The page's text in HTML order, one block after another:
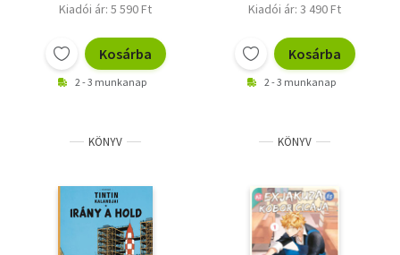
Kiadói ár: 5 590 Ft
Kosárba
2 - 3 munkanap
Kiadói ár: 3 490 Ft
Kosárba
2 - 3 munkanap
KÖNYV KÖNYV